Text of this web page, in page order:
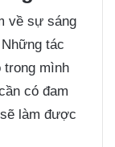
về sự sáng
tác
trong mình
có đam
làm được